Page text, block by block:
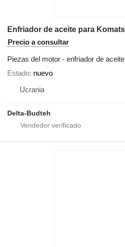
Precio a consultar
Piezas del motor - enfriador de aceite
Estado nuevo
Ucrania
Delta-Budteh